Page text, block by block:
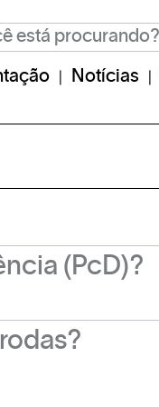
Notícias
(PcD)?